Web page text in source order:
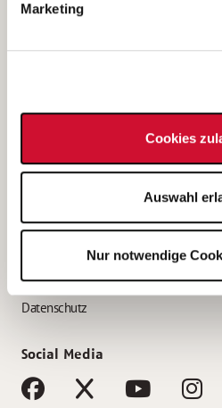
Marketing
Cookies
Auswahl
Nur notwendige
Bewerbung als Altenpflegehelfer*in
Bewerbung als Erzieher*in
AWO Gliederungen nach Bundesland
Impressum
Datenschutz
Social Media